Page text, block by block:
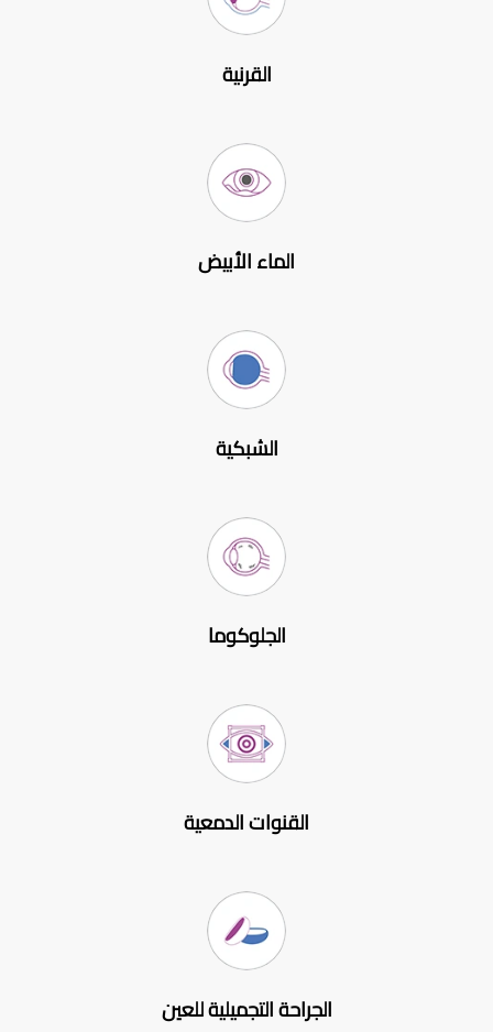
القرنية
الماء الأبيض
الشبكية
الجلوكوما
القنوات الدمعية
الجراحة التجميلية للعين